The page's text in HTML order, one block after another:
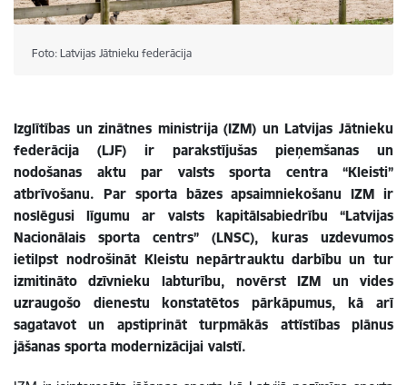
Foto: Latvijas Jātnieku federācija
Izglītības un zinātnes ministrija (IZM) un Latvijas Jātnieku
federācija (LJF) ir parakstījušas pieņemšanas un
nodošanas aktu par valsts sporta centra “Kleisti”
atbrīvošanu. Par sporta bāzes apsaimniekošanu IZM ir
noslēgusi līgumu ar valsts kapitālsabiedrību “Latvijas
Nacionālais sporta centrs” (LNSC), kuras uzdevumos
ietilpst nodrošināt Kleistu nepārtrauktu darbību un tur
izmitināto dzīvnieku labturību, novērst IZM un vides
uzraugošo dienestu konstatētos pārkāpumus, kā arī
sagatavot un apstiprināt turpmākās attīstības plānus
jāšanas sporta modernizācijai valstī.